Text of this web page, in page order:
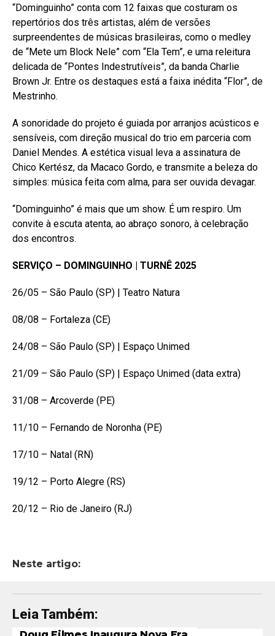
“Dominguinho” conta com 12 faixas que costuram os
repertórios dos três artistas, além de versões
surpreendentes de músicas brasileiras, como o medley
de “Mete um Block Nele” com “Ela Tem”, e uma releitura
delicada de “Pontes Indestrutíveis”, da banda Charlie
Brown Jr. Entre os destaques está a faixa inédita “Flor”, de
Mestrinho.
A sonoridade do projeto é guiada por arranjos acústicos e
sensíveis, com direção musical do trio em parceria com
Daniel Mendes. A estética visual leva a assinatura de
Chico Kertész, da Macaco Gordo, e transmite a beleza do
simples: música feita com alma, para ser ouvida devagar.
“Dominguinho” é mais que um show. É um respiro. Um
convite à escuta atenta, ao abraço sonoro, à celebração
dos encontros.
SERVIÇO – DOMINGUINHO | TURNÊ 2025
26/05 – São Paulo (SP) | Teatro Natura
08/08 – Fortaleza (CE)
24/08 – São Paulo (SP) | Espaço Unimed
21/09 – São Paulo (SP) | Espaço Unimed (data extra)
31/08 – Arcoverde (PE)
11/10 – Fernando de Noronha (PE)
17/10 – Natal (RN)
19/12 – Porto Alegre (RS)
20/12 – Rio de Janeiro (RJ)
Neste artigo:
Leia Também:
Flipboard
Reddit
Whatsapp
Email